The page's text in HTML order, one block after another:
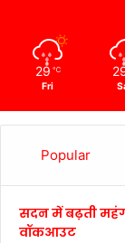
29 ℃
Fri
Popular
सदन में बढ़ती
वॉकआउट